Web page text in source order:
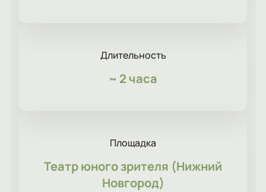
Длительность
~ 2 часа
Площадка
Театр юного зрителя (Нижний
Новгород)